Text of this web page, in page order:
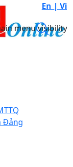
En | Vi
menu visibility
Đảng